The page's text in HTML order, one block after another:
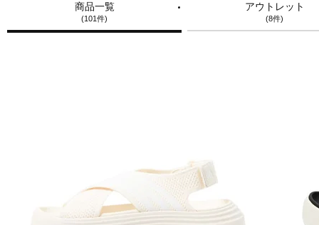
商品一覧
(101件)
アウトレット
(8件)